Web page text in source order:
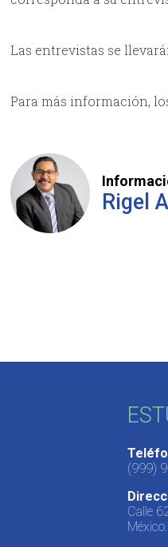
Las entrevistas se
Para más información,
Rigel
(999)
Calle
México.